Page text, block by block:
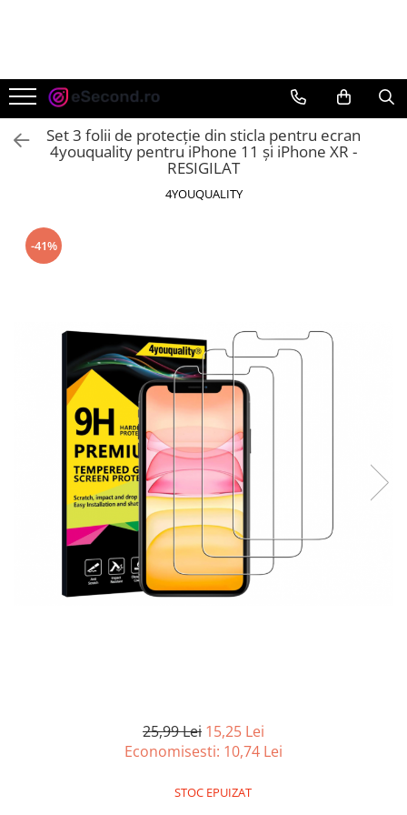
Auto Moto
Accesorii Auto
Anvelope & Jante
Echipamente pentru Atelier
Intretinere & Cosmetica auto
Moto
Casa, Gradina & Bricolaj
Accesorii usi
Bucatarie & Servire
Curatenie si intretinere
Decoratiuni
Gradinarit
Hobby-uri creative
Iluminat & Electrice
Kit-uri automatizari porti si usi
Mobila dormitor
Scule electrice si unelte
Set 3 folii de protecție din sticla pentru ecran
4youquality pentru iPhone 11 și iPhone XR -
RESIGILAT
4YOUQUALITY
-41%
25,99 Lei 15,25 Lei
Economisesti: 10,74 Lei
STOC EPUIZAT